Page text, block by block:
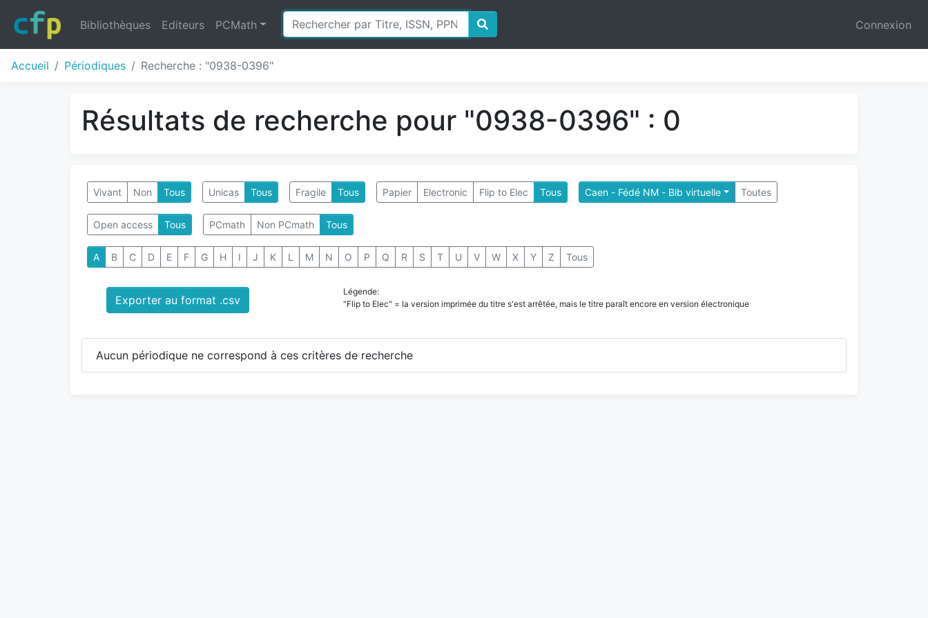
Bibliothèques Editeurs PCMath Connexion
Accueil Périodiques Recherche : "0938-0396"
Résultats de recherche pour "0938-0396" : 0
Vivant Non Tous Unicas Tous Fragile Tous Papier Electronic Flip to Elec Tous Caen - Fédé NM - Bib virtuelle Toutes
Open access Tous PCmath Non PCmath Tous
A B C D E F G H I J K L M N O P Q R S T U V W X Y Z Tous
Exporter au format .csv
Légende:
"Flip to Elec" = la version imprimée du titre s'est arrêtée, mais le titre paraît encore en version électronique
Aucun périodique ne correspond à ces critères de recherche